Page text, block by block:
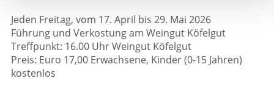
Jeden Freitag, vom 17. April bis 29. Mai 2026
Führung und Verkostung am Weingut Köfelgut
Treffpunkt: 16.00 Uhr Weingut Köfelgut
Preis: Euro 17,00 Erwachsene, Kinder (0-15 Jahren)
kostenlos